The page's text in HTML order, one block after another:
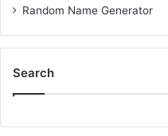
Random Name Generator
Search